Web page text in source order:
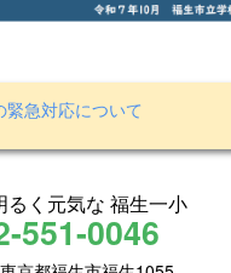
緊急対応について
るく元気な 福生一小
551-0046